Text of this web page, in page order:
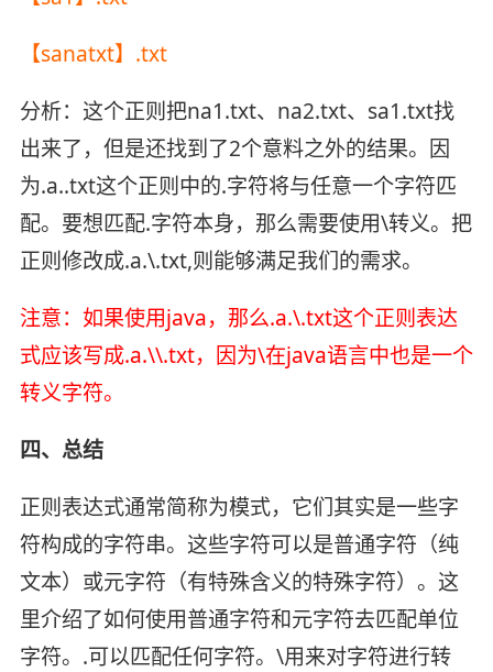
【sanatxt】.txt
分析：这个正则把na1.txt、na2.txt、sa1.txt找
出来了，但是还找到了2个意料之外的结果。因
为.a..txt这个正则中的.字符将与任意一个字符匹
配。要想匹配.字符本身，那么需要使用\转义。把
正则修改成.a.\.txt,则能够满足我们的需求。
注意：如果使用java，那么.a.\.txt这个正则表达
式应该写成.a.\\.txt，因为\在java语言中也是一个
转义字符。
四、总结
正则表达式通常简称为模式，它们其实是一些字
符构成的字符串。这些字符可以是普通字符（纯
文本）或元字符（有特殊含义的特殊字符）。这
里介绍了如何使用普通字符和元字符去匹配单位
字符。.可以匹配任何字符。\用来对字符进行转